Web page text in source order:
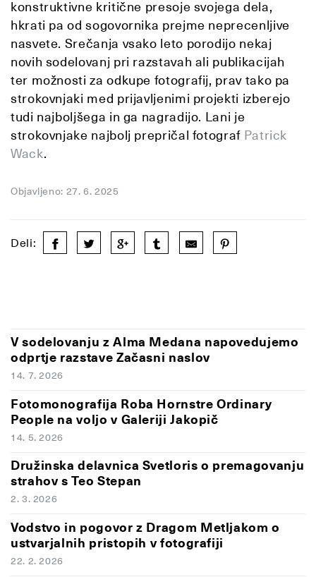
konstruktivne kritične presoje svojega dela,
hkrati pa od sogovornika prejme neprecenljive
nasvete. Srečanja vsako leto porodijo nekaj
novih sodelovanj pri razstavah ali publikacijah
ter možnosti za odkupe fotografij, prav tako pa
strokovnjaki med prijavljenimi projekti izberejo
tudi najboljšega in ga nagradijo. Lani je
strokovnjake najbolj prepričal fotograf Patrick
Wack.
Objavljeno: 27. 6. 2025
Deli:
V sodelovanju z Alma Medana napovedujemo
odprtje razstave Začasni naslov
14. 7. 2026
Fotomonografija Roba Hornstre Ordinary
People na voljo v Galeriji Jakopič
14. 5. 2026
Družinska delavnica Svetloris o premagovanju
strahov s Teo Stepan
2. 3. 2026
Vodstvo in pogovor z Dragom Metljakom o
ustvarjalnih pristopih v fotografiji
22. 2. 2026